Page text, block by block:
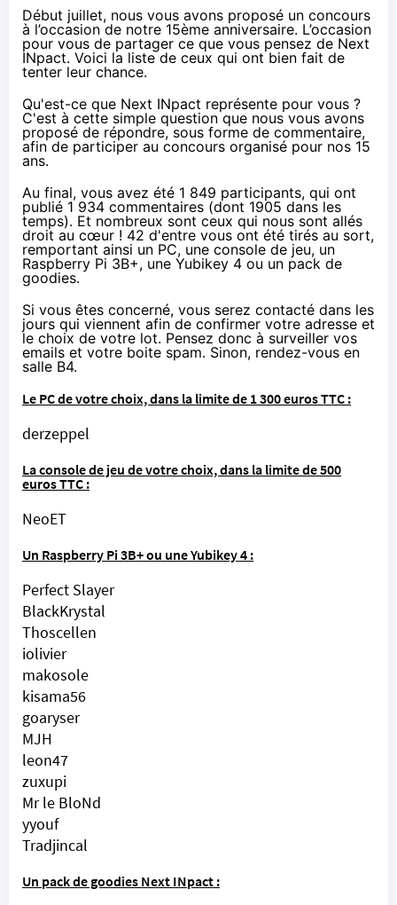
Début juillet, nous vous avons proposé un concours
à l’occasion de notre 15ème anniversaire. L’occasion
pour vous de partager ce que vous pensez de Next
INpact. Voici la liste de ceux qui ont bien fait de
tenter leur chance.
Qu'est-ce que Next INpact représente pour vous ?
C'est à cette simple question que nous vous avons
proposé de répondre, sous forme de commentaire,
afin de participer au concours organisé pour nos 15
ans.
Au final, vous avez été 1 849 participants, qui ont
publié 1 934 commentaires (dont 1905 dans les
temps). Et nombreux sont ceux qui nous sont allés
droit au cœur ! 42 d'entre vous ont été tirés au sort,
remportant ainsi un PC, une console de jeu, un
Raspberry Pi 3B+, une Yubikey 4 ou un pack de
goodies.
Si vous êtes concerné, vous serez contacté dans les
jours qui viennent afin de confirmer votre adresse et
le choix de votre lot. Pensez donc à surveiller vos
emails et votre boite spam. Sinon, rendez-vous en
salle B4.
Le PC de votre choix, dans la limite de 1 300 euros TTC :
derzeppel
La console de jeu de votre choix, dans la limite de 500
euros TTC :
NeoET
Un Raspberry Pi 3B+ ou uneYubikey4 :
Perfect Slayer
BlackKrystal
Thoscellen
iolivier
makosole
kisama56
goaryser
MJH
leon47
zuxupi
Mr le BloNd
yyouf
Tradjincal
Un pack de goodies Next INpact :